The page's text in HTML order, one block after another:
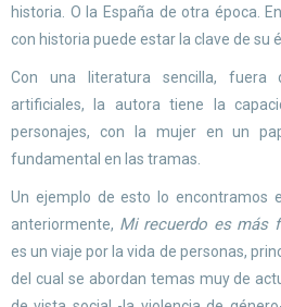
historia. O la España de otra época.
con historia puede estar la clave de su
Con una literatura sencilla, fuera
artificiales, la autora tiene la
personajes, con la mujer en un
fundamental en las tramas.
Un ejemplo de esto lo encontramos
anteriormente, Mi recuerdo es más
es un viaje por la vida de personas,
del cual se abordan temas muy de